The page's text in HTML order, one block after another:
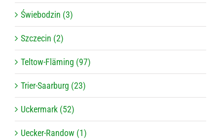
Świebodzin (3)
Szczecin (2)
Teltow-Fläming (97)
Trier-Saarburg (23)
Uckermark (52)
Uecker-Randow (1)